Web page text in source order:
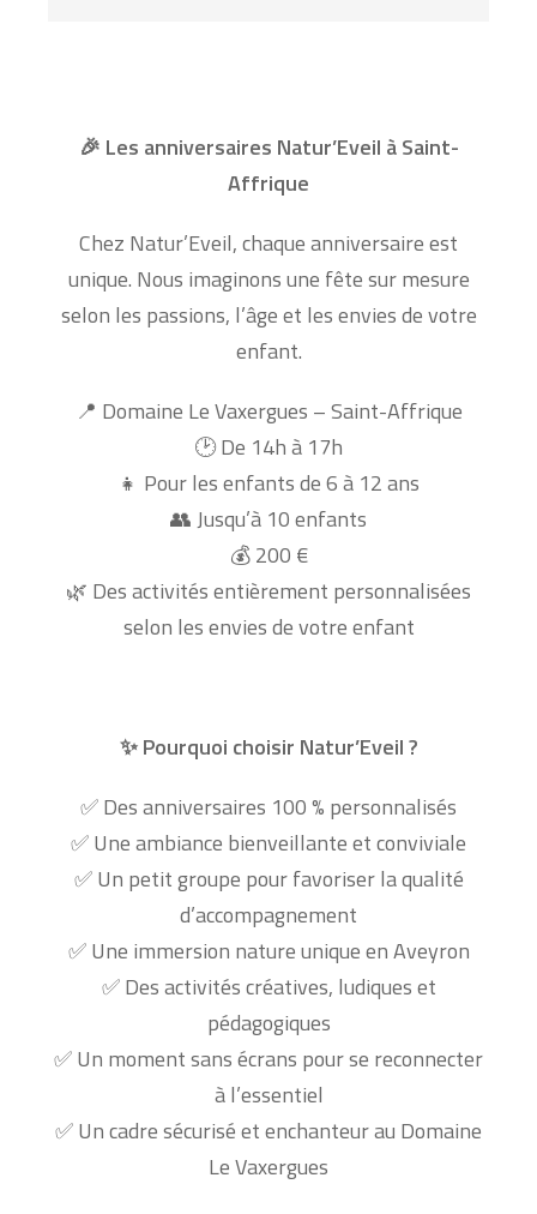
🎉 Les anniversaires Natur’Eveil à Saint-
Affrique
Chez Natur’Eveil, chaque anniversaire est
unique. Nous imaginons une fête sur mesure
selon les passions, l’âge et les envies de votre
enfant.
📍 Domaine Le Vaxergues – Saint-Affrique
🕑De 14h à 17h
👧 Pour les enfants de 6 à 12 ans
👥 Jusqu’à 10 enfants
💰200 €
🌿 Des activités entièrement personnalisées
selon les envies de votre enfant
✨Pourquoi choisir Natur’Eveil ?
✅ Des anniversaires 100 % personnalisés
✅ Une ambiance bienveillante et conviviale
✅Un petit groupe pour favoriser la qualité
d’accompagnement
✅Une immersion nature unique en Aveyron
✅Des activités créatives, ludiques et
pédagogiques
✅ Un moment sans écrans pour se reconnecter
à l’essentiel
✅ Un cadre sécurisé et enchanteur au Domaine
Le Vaxergues